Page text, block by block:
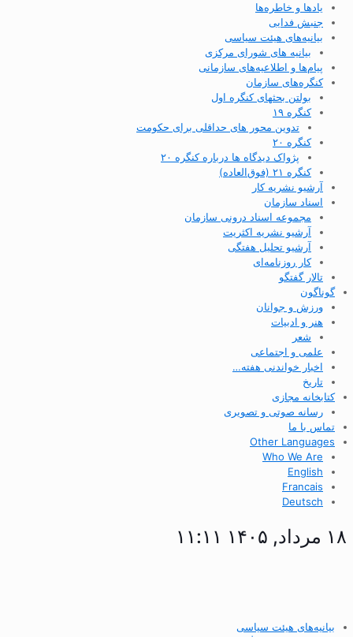
یادها و خاطره‌ها
جنبش فدایی
بیانیه‌های هیئت سیاسی
بیانیه های شورای مرکزی
پیام‌ها و اطلاعیه‌های سازمانی
کنگره‌های سازمان
بولتن بحثهای کنگره اول
کنگره ۱۹
تدوین محور های حداقلی برای حکومت
کنگره ۲۰
پژواک دیدگاه ها درباره کنگره ۲۰
کنگره ۲۱ (فوق‌العاده)
آرشیو نشریه کار
اسناد سازمان
مجموعه اسناد درونی سازمان
آرشیو نشریه اکثریت
آرشیو تحلیل هفتگی
کار روزنامه‌ای
تالار گفتگو
گوناگون
ورزش و جوانان
هنر و ادبیات
شعر
علمی و اجتماعی
اخبار خواندنی هفته…
تاریخ
کتابخانه مجازی
رسانه صوتی و تصویری
تماس با ما
Other Languages
Who We Are
English
Francais
Deutsch
۱۸ مرداد, ۱۴۰۵ ۱۱:۱۱
بیانیه‌های هیئت سیاسی